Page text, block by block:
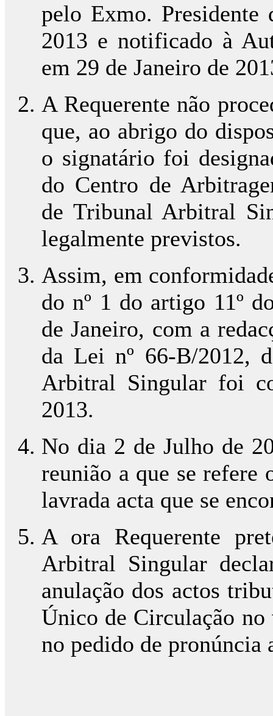
pelo Exmo.
2013 e notificado à
em 29 de Janeiro de
A Requerente não
que, ao abrigo do
o signatário foi
do Centro de
de Tribunal Arbitral
legalmente previstos.
Assim, em
do nº 1 do artigo 11º
de Janeiro, com a
da Lei nº 66-B/2012,
Arbitral Singular foi
2013.
No dia 2 de Julho de
reunião a que se refere
lavrada acta que se
A ora Requerente
Arbitral Singular
anulação dos actos
Único de Circulação
no pedido de pronúncia